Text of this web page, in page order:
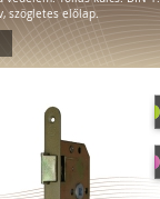
szögletes előlap.